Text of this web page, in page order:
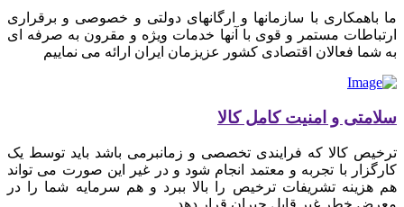
ما باهمکاری با سازمانها و ارگانهای دولتی و خصوصی و برقراری
ارتباطات مستمر و قوی با آنها خدمات ویژه و مقرون به صرفه ای
به شما فعالان اقتصادی کشور عزیزمان ایران ارائه می نماییم
سلامتی و امنیت کامل کالا
ترخیص کالا که فرایندی تخصصی و زمانبرمی باشد باید توسط یک
کارگزار با تجربه و معتمد انجام شود و در غیر این صورت می تواند
هم هزینه تشریفات ترخیص را بالا ببرد و هم سرمایه شما را در